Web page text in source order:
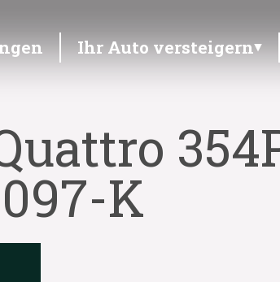
Ihr Auto versteigern
097-K